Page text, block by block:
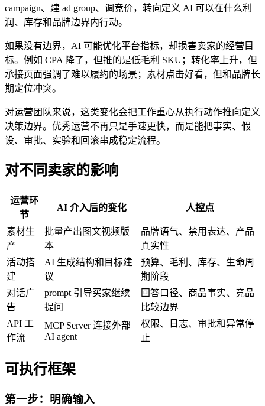
campaign、建 ad group、调竞价，转向定义 AI 可以在什么利
润、库存和品牌边界内行动。
如果没有边界，AI 可能优化平台指标，却损害卖家的经营目
标。例如 CPA 降了，但推的是低毛利 SKU；转化率上升，但
承接页面强调了难以履约的场景；素材点击好看，但和品牌长
期定位冲突。
对运营团队来说，这类变化会把工作重心从执行动作推向定义
决策边界。优秀运营不再只是手速更快，而是能把事实、假
设、审批、实验和回滚串成稳定流程。
对不同卖家的影响
运营环
节
AI 介入后的变化 人控点
素材生
产
批量产出图文视频版
本
品牌语气、禁用表达、产品
真实性
活动搭
建
AI 生成结构和目标建
议
预算、毛利、库存、生命周
期阶段
对话广
告
prompt 引导买家继续
提问
回答口径、商品事实、竞品
比较边界
API 工
作流
MCP Server 连接外部
AI agent
权限、日志、审批和异常停
止
可执行框架
第一步：明确输入